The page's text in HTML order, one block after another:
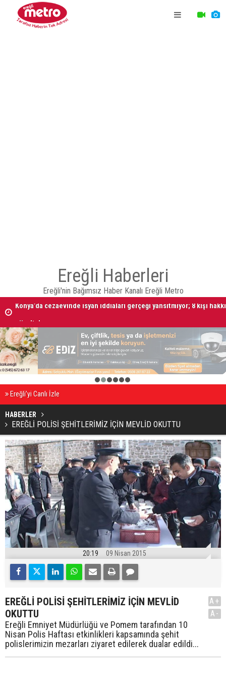
Ereğli Haberleri
Ereğli'nin Bağımsız Haber Kanalı Ereğli Metro
Konya’da cezaevinde isyan iddiaları gerçeği yansıtmıyor; 8 kişi
gözaltı kararı
2 3 4 5 6
Ereğli’yi Canlı İzle
HABERLER
EREĞLİ POLİSİ ŞEHİTLERİMİZ İÇİN MEVLİD OKUTTU
20:19 09 Nisan 2015
EREĞLİ POLİSİ ŞEHİTLERİMİZ İÇİN MEVLİD
OKUTTU
Ereğli Emniyet Müdürlüğü ve Pomem tarafından 10
Nisan Polis Haftası etkinlikleri kapsamında şehit
polislerimizin mezarları ziyaret edilerek dualar edildi...
A+
A-